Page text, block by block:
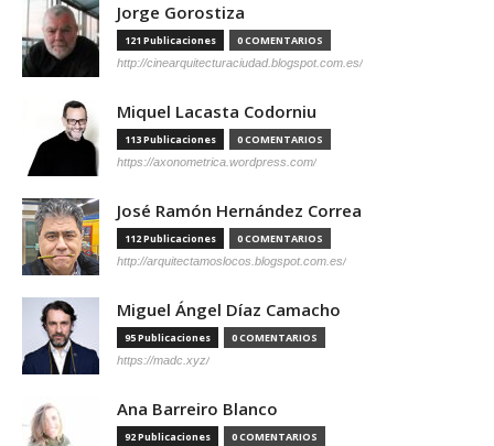
Jorge Gorostiza
121 Publicaciones 0 COMENTARIOS
http://cinearquitecturaciudad.blogspot.com.es/
Miquel Lacasta Codorniu
113 Publicaciones 0 COMENTARIOS
https://axonometrica.wordpress.com/
José Ramón Hernández Correa
112 Publicaciones 0 COMENTARIOS
http://arquitectamoslocos.blogspot.com.es/
Miguel Ángel Díaz Camacho
95 Publicaciones 0 COMENTARIOS
https://madc.xyz/
Ana Barreiro Blanco
92 Publicaciones 0 COMENTARIOS